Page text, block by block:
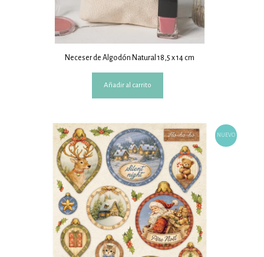
Neceser de Algodón Natural 18,5 x 14 cm
Añadir al carrito
NUEVO